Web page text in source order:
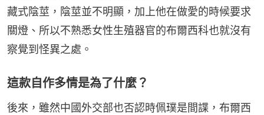
藏式陰莖，陰莖並不明顯，加上他在做愛的時候要求
關燈、所以不熟悉女性生殖器官的布爾西科也就沒有
察覺到怪異之處。
這款自作多情是為了什麼？
後來，雖然中國外交部也否認時佩璞是間諜，布爾西